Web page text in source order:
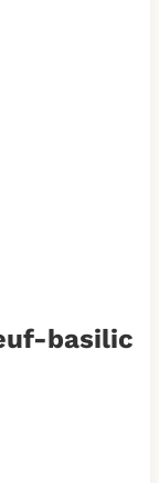
basilic